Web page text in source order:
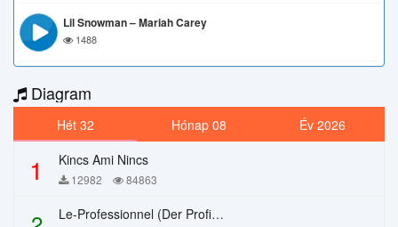
Lil Snowman – Mariah Carey
1488
Diagram
Hét 32 Hónap 08 Év 2026
1 Kincs Ami Nincs
12982 84863
Le-Professionnel (Der Profi) – Chi Mai